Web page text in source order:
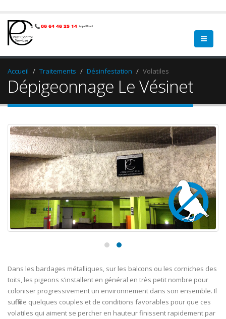
Accueil Traitements Désinfestation Volatiles
Dépigeonnage Le Vésinet
Dans les bardages métalliques, sur les balcons ou les corniches des
toits, les pigeons s’installent en général en très petit nombre pour
coloniser progressivement un environnement dans son ensemble. Il
suffit de quelques couples et de conditions favorables pour que ces
volatiles qui aiment se percher en hauteur finissent rapidement par